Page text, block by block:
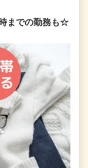
までの勤務も☆